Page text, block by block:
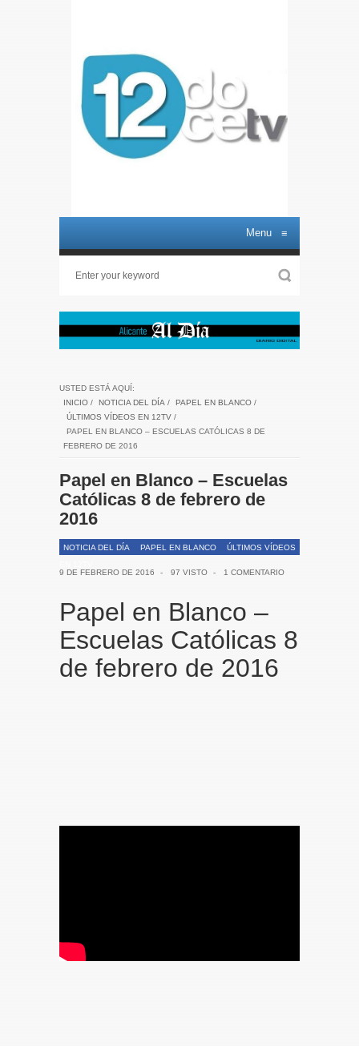
Menu ≡
USTED ESTÁ AQUÍ:
INICIO / NOTICIA DEL DÍA / PAPEL EN BLANCO /
ÚLTIMOS VÍDEOS EN 12TV /
PAPEL EN BLANCO – ESCUELAS CATÓLICAS 8 DE
FEBRERO DE 2016
Papel en Blanco – Escuelas
Católicas 8 de febrero de
2016
NOTICIA DEL DÍA PAPEL EN BLANCO
ÚLTIMOS VÍDEOS
9 DE FEBRERO DE 2016
- 97 VISTO - 1 COMENTARIO
Papel en Blanco –
Escuelas Católicas 8
de febrero de 2016